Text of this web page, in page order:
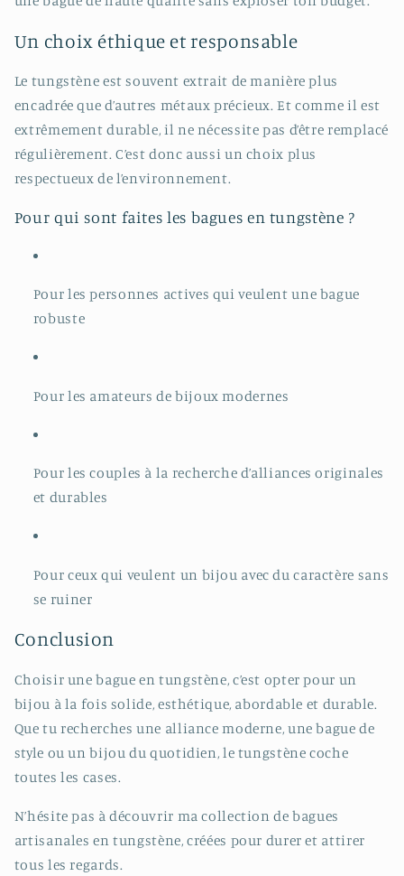
Un choix éthique et responsable
Le tungstène est souvent extrait de manière plus
encadrée que d’autres métaux précieux. Et comme il est
extrêmement durable, il ne nécessite pas d’être remplacé
régulièrement. C’est donc aussi un choix plus
respectueux de l’environnement.
Pour qui sont faites les bagues en tungstène ?
Pour les personnes actives qui veulent une bague
robuste
Pour les amateurs de bijoux modernes
Pour les couples à la recherche d’alliances originales
et durables
Pour ceux qui veulent un bijou avec du caractère sans
se ruiner
Conclusion
Choisir une bague en tungstène, c’est opter pour un
bijou à la fois solide, esthétique, abordable et durable.
Que tu recherches une alliance moderne, une bague de
style ou un bijou du quotidien, le tungstène coche
toutes les cases.
N’hésite pas à découvrir ma collection de bagues
artisanales en tungstène, créées pour durer et attirer
tous les regards.